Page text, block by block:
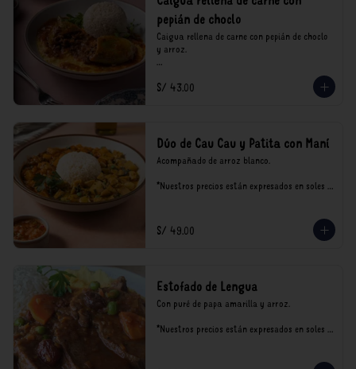
pepián de choclo
Caigua rellena de carne con pepián de choclo
y arroz.
*Nuestros precios están expresados en soles e
incluyen impuestos de ley y recargo al
S/ 43.00
Dúo de Cau Cau y Patita con Maní
Acompañado de arroz blanco.
*Nuestros precios están expresados en soles e
S/ 49.00
Estofado de Lengua
Con puré de papa amarilla y arroz.
*Nuestros precios están expresados en soles e